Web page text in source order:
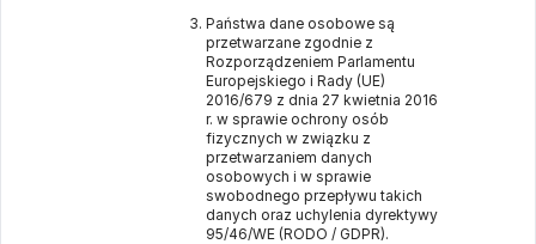
Państwa dane osobowe są
przetwarzane zgodnie z
Rozporządzeniem Parlamentu
Europejskiego i Rady (UE)
2016/679 z dnia 27 kwietnia 2016
r. w sprawie ochrony osób
fizycznych w związku z
przetwarzaniem danych
osobowych i w sprawie
swobodnego przepływu takich
danych oraz uchylenia dyrektywy
95/46/WE (RODO / GDPR).